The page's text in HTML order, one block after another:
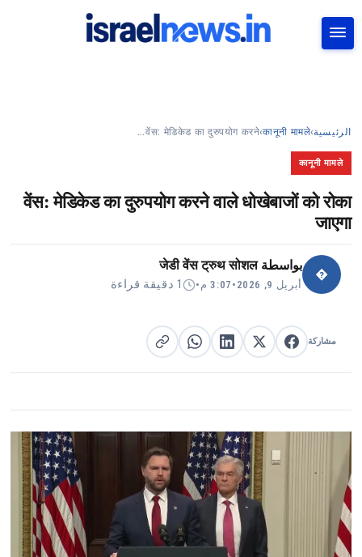
الرئيسية›
कानूनी मामले
›
वेंस: मेडिकेड का दुरुपयोग करने…
कानूनी मामले
वेंस: मेडिकेड का दुरुपयोग करने वाले धोखेबाजों को रोका
जाएगा
�
بواسطةजेडी वेंस ट्रुथ सोशल
أبريل 9, 2026 • 3:07 م • 1 دقيقة قراءة
مشاركة مشاركة على فيسبوك
مشاركة على Xمشاركة على لينكد إن
مشاركة على واتساب
نسخ الرابط